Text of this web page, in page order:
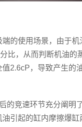
使用场景，由于机
比，从而判断机油的
2.6cP，导致产生的
竞速环节充分阐明
引起的缸内摩擦爆